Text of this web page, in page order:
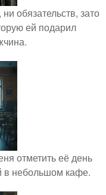
обязательств, зато
ей подарил
отметить её день
в небольшом кафе.